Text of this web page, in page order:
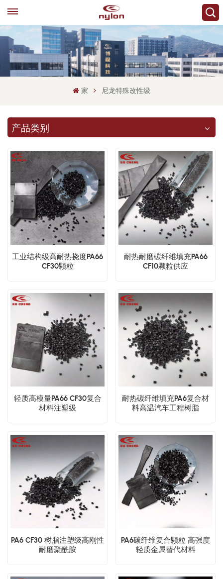
家 尼龙特殊改性级
产品类别
工业结构级高耐热挠度PA66
CF30颗粒
耐热耐磨碳纤维填充PA66
CF10颗粒供应
轻质高模量PA66 CF30复合
材料注塑级
耐热碳纤维填充PA6复合材
料高温汽车工程树脂
PA6 CF30 树脂注塑级高刚性
耐磨聚酰胺
PA6碳纤维复合颗粒 高强度
轻质金属替代材料